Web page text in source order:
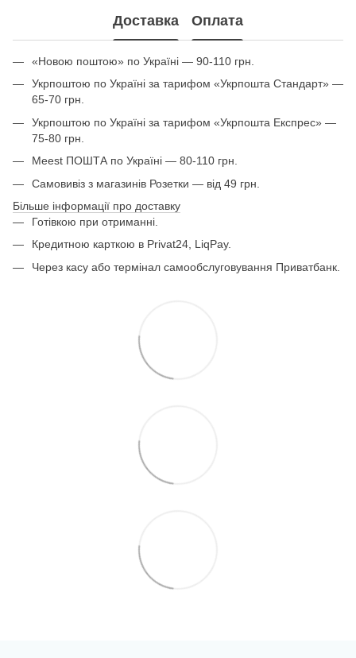
Доставка Оплата
«Новою поштою» по Україні — 90-110 грн.
Укрпоштою по Україні за тарифом «Укрпошта Стандарт» —
65-70 грн.
Укрпоштою по Україні за тарифом «Укрпошта Експрес» —
75-80 грн.
Meest ПОШТА по Україні — 80-110 грн.
Самовивіз з магазинів Розетки — від 49 грн.
Більше інформації про доставку
Готівкою при отриманні.
Кредитною карткою в Privat24, LiqPay.
Через касу або термінал самообслуговування Приватбанк.